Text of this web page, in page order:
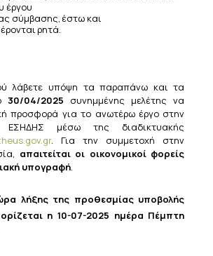
έργου
σύμβασης, έστωκαι
ρητά.
λάβετε υπόψη τα παραπάνω και τα
30/04/2025 συνημμένης μελέτης να
προσφορά για το ανωτέρω έργο στην
μέσω της διαδικτυακής
. Για την συμμετοχή στην
απαιτείται οι οικονομικοί φορείς
υπογραφή
λήξης της προθεσμίας υποβολής
η 10-07-2025 ημέρα Πέμπτη